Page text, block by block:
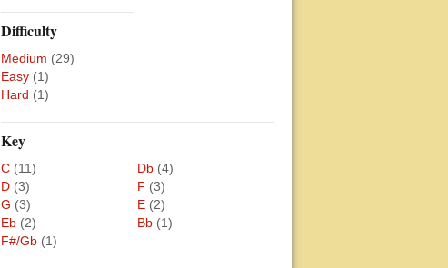
Difficulty
Medium (29)
Easy (1)
Hard (1)
Key
C (11) Db (4)
D (3) F (3)
G (3) E (2)
Eb (2) Bb (1)
F#/Gb (1)